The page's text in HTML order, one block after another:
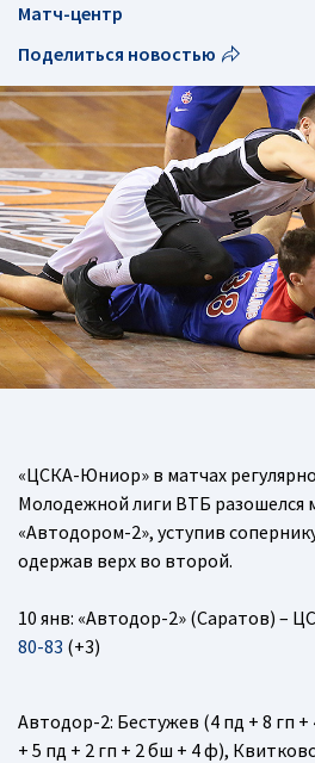
Матч-центр
Поделиться новостью
«ЦСКА-Юниор» в матчах
Молодежной лиги ВТБ разошелся
«Автодором-2», уступив
одержав верх во второй.
10 янв: «Автодор-2» (Саратов) –
80-83 (+3)
Автодор-2: Бестужев (4 пд + 8 гп
+ 5 пд + 2 гп + 2 бш + 4 ф),